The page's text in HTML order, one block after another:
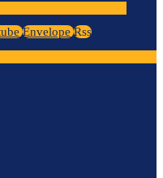
Envelope Rss